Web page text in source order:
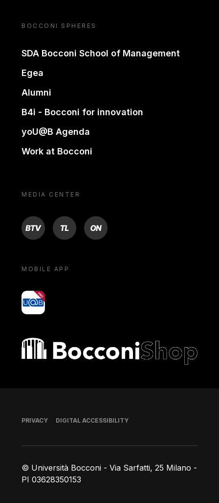
BOCCONI SPHERES
SDA Bocconi School of Management
Egea
Alumni
B4i - Bocconi for innovation
yoU@B Agenda
Work at Bocconi
MEDIA CENTER
BTV TL ON
MOBILE APP
yoU@B
Bocconi shop
© Università Bocconi - Via Sarfatti, 25 Milano -
PI 03628350153
Footer
PRIVACY DIGITAL ACCESSIBILITY